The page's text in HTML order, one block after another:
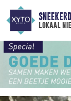
lokaal